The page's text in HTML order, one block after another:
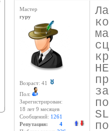
Мастер
гуру
Возраст: 41
Пол:
Зарегистрирован:
18 лет 9 месяцев
Сообщений: 1261
Репутация: 4